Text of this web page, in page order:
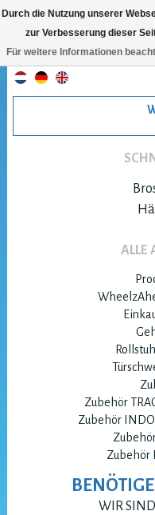
ALLE
Zubehör
Zubehör
Zubehör
WIR
Durch die Nutzung unserer
zur Verbesserung dieser
Für weitere Informationen